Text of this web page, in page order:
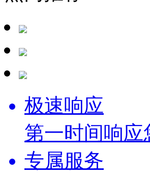
极速响应
第一时间响应
专属服务